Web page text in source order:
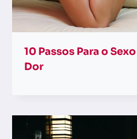
10 Passos Para o
Dor